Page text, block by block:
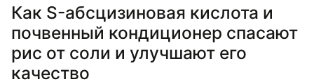
Как S-абсцизиновая кислота и
почвенный кондиционер спасают
рис от соли и улучшают его
качество